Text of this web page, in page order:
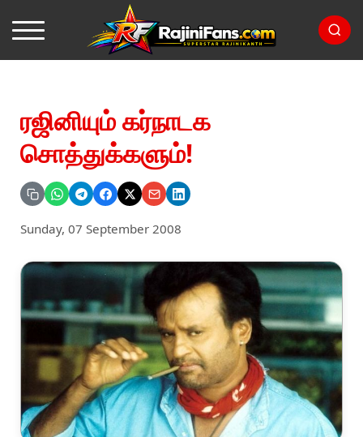
ரஜினியும் கர்நாடக
சொத்துக்களும்!
Sunday, 07 September 2008